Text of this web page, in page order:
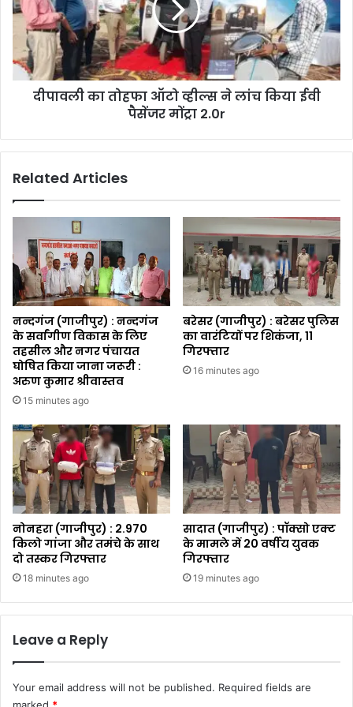
दीपावली का तोहफा ऑटो व्हील्स ने लांच किया ईवी
पैसेंजर मोंट्रा 2.0r
Related Articles
नन्दगंज (गाजीपुर) : नन्दगंज
के सर्वांगीण विकास के लिए
तहसील और नगर पंचायत
घोषित किया जाना जरूरी :
अरुण कुमार श्रीवास्तव
15 minutes ago
बरेसर (गाजीपुर) : बरेसर पुलिस
का वारंटियों पर शिकंजा, 11
गिरफ्तार
16 minutes ago
नोनहरा (गाजीपुर) : 2.970
किलो गांजा और तमंचे के साथ
दो तस्कर गिरफ्तार
18 minutes ago
सादात (गाजीपुर) : पॉक्सो एक्ट
के मामले में 20 वर्षीय युवक
गिरफ्तार
19 minutes ago
Leave a Reply
Your email address will not be published. Required fields are